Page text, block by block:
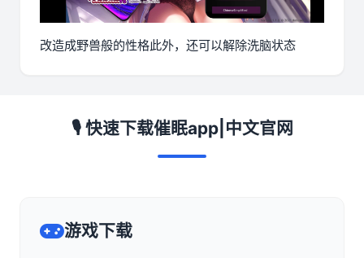
改造成野兽般的性格此外，还可以解除洗脑状态
🎙️ 快速下载催眠app|中文官网
游戏下载